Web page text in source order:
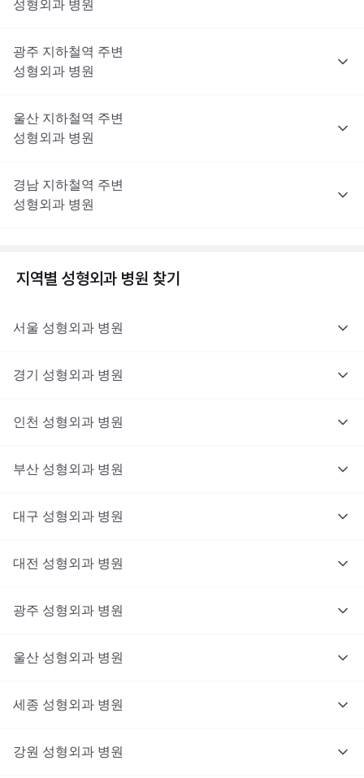
성형외과 병원
광주 지하철역 주변
성형외과 병원
울산 지하철역 주변
성형외과 병원
경남 지하철역 주변
성형외과 병원
지역별 성형외과 병원 찾기
서울 성형외과 병원
경기 성형외과 병원
인천 성형외과 병원
부산 성형외과 병원
대구 성형외과 병원
대전 성형외과 병원
광주 성형외과 병원
울산 성형외과 병원
세종 성형외과 병원
강원 성형외과 병원